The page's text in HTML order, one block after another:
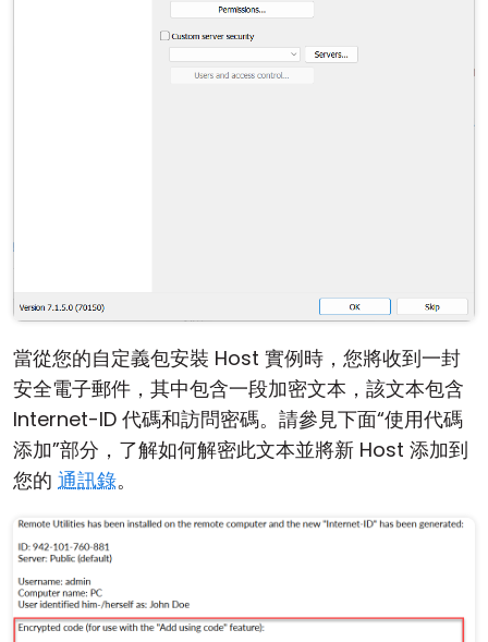
當從您的自定義包安裝 Host 實例時，您將收到一封
安全電子郵件，其中包含一段加密文本，該文本包含
Internet-ID 代碼和訪問密碼。請參見下面“使用代碼
添加”部分，了解如何解密此文本並將新 Host 添加到
您的 通訊錄。